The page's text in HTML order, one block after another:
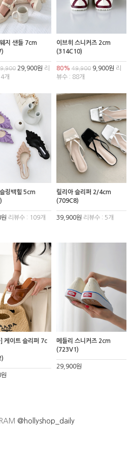
지 샌들 7cm
29,900원 리
개
이브히 스니커즈 2cm
(314C10)
80% 49,9009,900원 리
뷰수 : 88개
링백힐 5cm
리뷰수 : 109개
릴리아 슬리퍼 2/4cm
(709C8)
39,900원 리뷰수 : 5개
] 케이트 슬리퍼 7c
메들리 스니커즈 2cm
(723V1)
29,900원
@hollyshop_daily